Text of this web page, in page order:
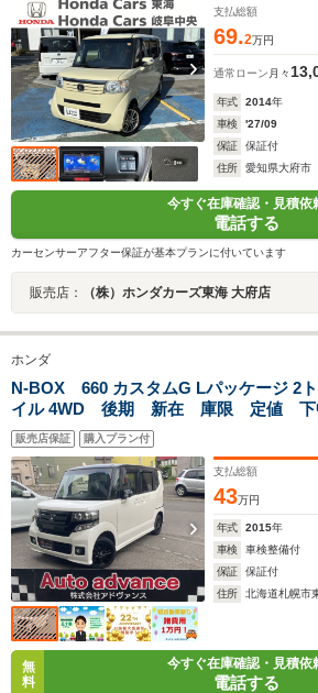
支払総額
69.2万円
通常ローン 月々
年式 2014年
車検
'27/09
保証
保証付
住所
愛知県大府市
今すぐ在庫確認・見積依
電話する
カーセンサーアフター保証が基本プランに付いています
販売店： （株）ホンダカーズ東海 大府店
ホンダ
N-BOX 660 カスタムG Lパッケージ 2
イル 4WD 後期 新在 庫限 定値
ラ イス
販売店保証 購入プラン付
支払総額
43万円
年式 2015年
車検
車検整備付
保証
保証付
住所
北海道札幌市
無
料
今すぐ在庫確認・見積依
電話する